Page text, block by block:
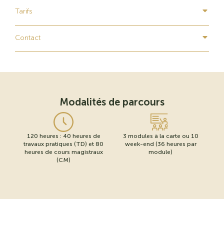
Tarifs
Contact
Modalités de parcours
120 heures : 40 heures de
travaux pratiques (TD) et 80
heures de cours magistraux
(CM)
3 modules à la carte ou 10
week-end (36 heures par
module)